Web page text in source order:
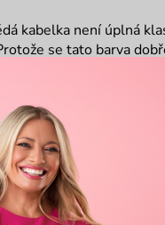
kabelka není úplná
se tato barva
a zaujme.